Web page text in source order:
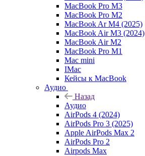
MacBook Pro M3
MacBook Pro M2
MacBook Ar M4 (2025)
MacBook Air M3 (2024)
MacBook Air M2
MacBook Pro M1
Mac mini
IMac
Кейсы к MacBook
Аудио
Назад
Аудио
AirPods 4 (2024)
AirPods Pro 3 (2025)
Apple AirPods Max 2
AirPods Pro 2
Airpods Max